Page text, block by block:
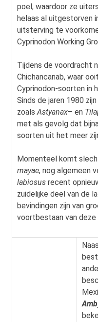
poel, waardoor ze
helaas al uitgestorven
uitsterving te
Cyprinodon Working
Tijdens de voordracht
Chichancanab, waar
Cyprinodon-soorten in
Sinds de jaren 1980
zoals Astyanax– en
met als gevolg dat
soorten uit het meer
Momenteel komt
mayae, nog algemeen
labiosusrecent
zuidelijke deel van de
bevindingen zijn van
voortbestaan van deze